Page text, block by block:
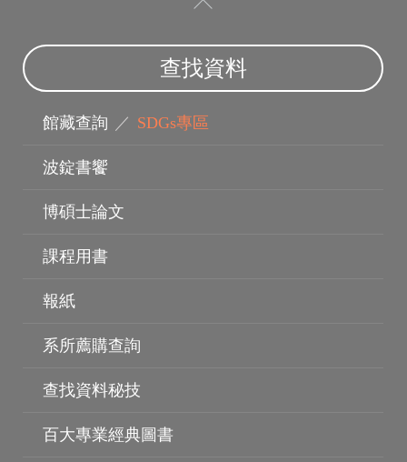
查找資料
館藏查詢 ／ SDGs專區
波錠書饗
博碩士論文
課程用書
報紙
系所薦購查詢
查找資料秘技
百大專業經典圖書